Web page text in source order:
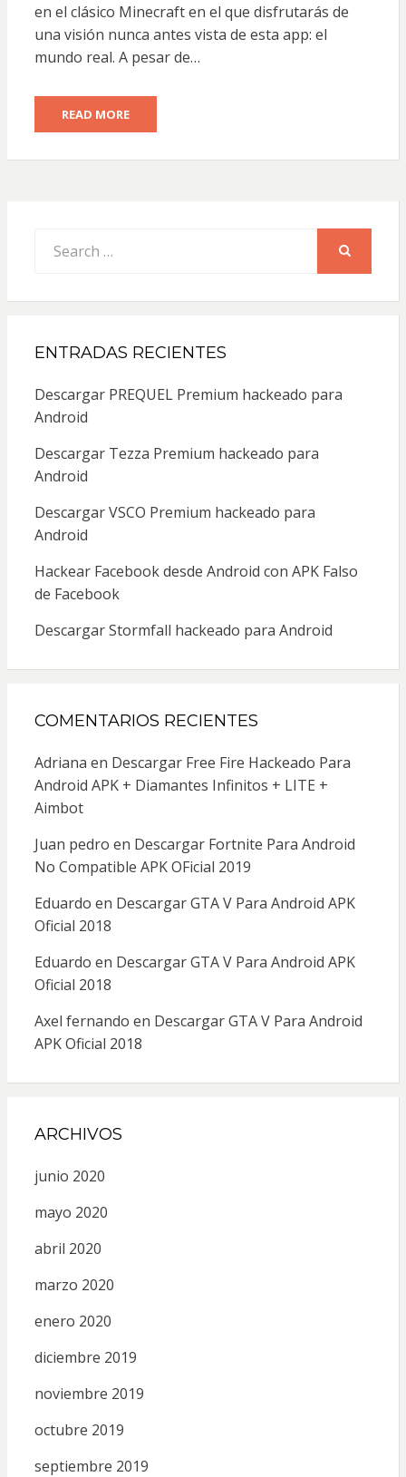
en el clásico Minecraft en el que disfrutarás de
una visión nunca antes vista de esta app: el
mundo real. A pesar de…
READ MORE
for:
ENTRADAS RECIENTES
Descargar PREQUEL Premium hackeado para
Android
Descargar Tezza Premium hackeado para
Android
Descargar VSCO Premium hackeado para
Android
Hackear Facebook desde Android con APK Falso
de Facebook
Descargar Stormfall hackeado para Android
COMENTARIOS RECIENTES
Adriana en Descargar Free Fire Hackeado Para
Android APK + Diamantes Infinitos + LITE +
Aimbot
Juan pedro en Descargar Fortnite Para Android
No Compatible APK OFicial 2019
Eduardo en Descargar GTA V Para Android APK
Oficial 2018
Eduardo en Descargar GTA V Para Android APK
Oficial 2018
Axel fernando en Descargar GTA V Para Android
APK Oficial 2018
ARCHIVOS
junio 2020
mayo 2020
abril 2020
marzo 2020
enero 2020
diciembre 2019
noviembre 2019
octubre 2019
septiembre 2019